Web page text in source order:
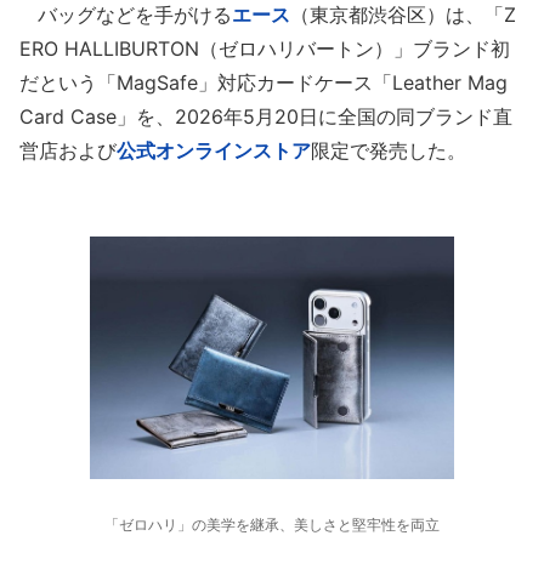
バッグなどを手がけるエース （東京都渋谷区）は、「Z
ERO HALLIBURTON（ゼロハリバートン）」ブランド初
だという「MagSafe」対応カードケース「Leather Mag
Card Case」を、2026年5月20日に全国の同ブランド直
営店および公式オンラインストア限定で発売した。
「ゼロハリ」の美学を継承、美しさと堅牢性を両立